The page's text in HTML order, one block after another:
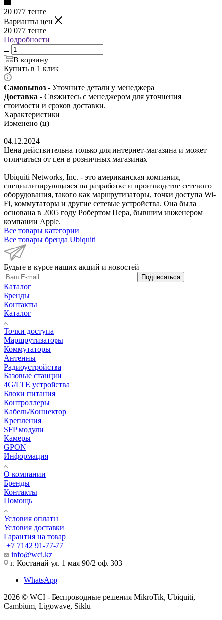
20 077 тенге
Варианты цен
20 077 тенге
Подробности
В корзину
Купить в 1 клик
Самовывоз - Уточните детали у менеджера
Доставка - Свяжитесь с менеджером для уточнения
стоимости и сроков доставки.
Характеристики
Изменено (ц)
—
04.12.2024
Цена действительна только для интернет-магазина и может
отличаться от цен в розничных магазинах
Ubiquiti Networks, Inc. - это американская компания,
специализирующаяся на разработке и производстве сетевого
оборудования, такого как маршрутизаторы, точки доступа Wi-
Fi, коммутаторы и другие сетевые устройства. Она была
основана в 2005 году Робертом Пера, бывшим инженером
компании Apple.
Все товары категории
Все товары бренда Ubiquiti
Будьте в курсе наших акций и новостей
Подписаться
Каталог
Бренды
Контакты
Каталог
Точки доступа
Маршрутизаторы
Коммутаторы
Антенны
Радиоустройства
Базовые станции
4G/LTE устройства
Блоки питания
Контроллеры
Кабель/Коннектор
Крепления
SFP модули
Камеры
GPON
Информация
О компании
Бренды
Контакты
Помощь
Условия оплаты
Условия доставки
Гарантия на товар
+7 7142 91-77-77
info@wci.kz
г. Костанай ул. 1 мая 90/2 оф. 303
WhatsApp
2026 © WCI - Беспроводные решения MikroTik, Ubiquiti,
Cambium, Ligowave, Siklu